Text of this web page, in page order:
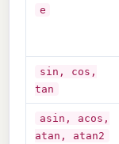
e
sin, cos,
tan
asin, acos,
atan, atan2